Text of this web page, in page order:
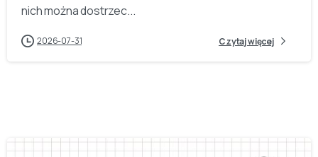
nich można dostrzec...
2026-07-31 Czytaj więcej